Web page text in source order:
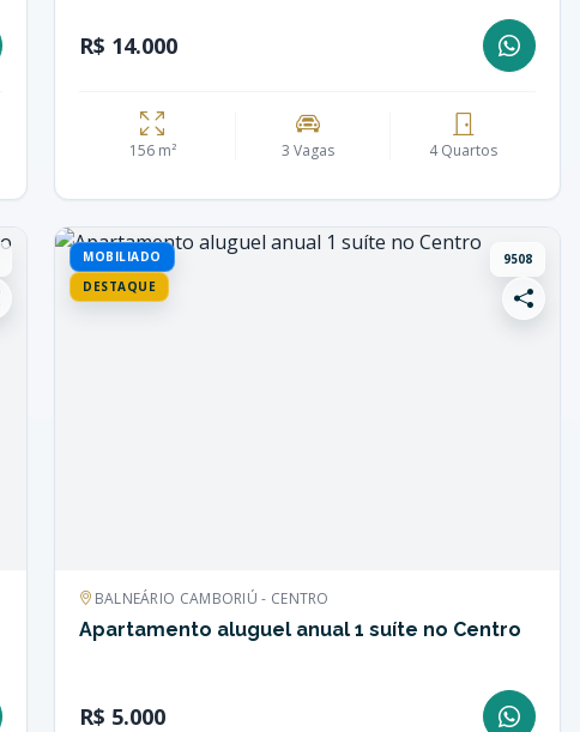
R$ 14.000
156 m² 3 Vagas 4 Quartos
MOBILIADO
DESTAQUE
9508
BALNEÁRIO CAMBORIÚ - CENTRO
Apartamento aluguel anual 1 suíte no Centro
R$ 5.000